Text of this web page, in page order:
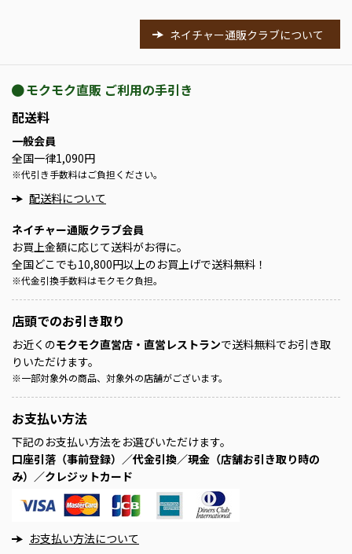
ネイチャー通販クラブについて
モクモク直販 ご利用の手引き
配送料
一般会員
全国一律1,090円
※代引き手数料はご負担ください。
配送料について
ネイチャー通販クラブ会員
お買上金額に応じて送料がお得に。
全国どこでも10,800円以上のお買上げで送料無料！
※代金引換手数料はモクモク負担。
店頭でのお引き取り
お近くのモクモク直営店・直営レストランで送料無料でお引き取
りいただけます。
※一部対象外の商品、対象外の店舗がございます。
お支払い方法
下記のお支払い方法をお選びいただけます。
口座引落（事前登録）／代金引換／現金（店舗お引き取り時の
み）／クレジットカード
お支払い方法について